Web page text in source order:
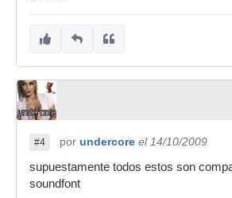
#4 por undercore el 14/10/2009
supuestamente todos estos son
soundfont